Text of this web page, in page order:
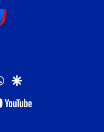
whatsapp
google
youtube-